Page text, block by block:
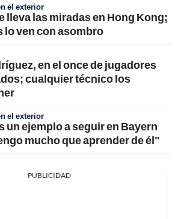
el exterior
lleva las miradas en Hong Kong;
lo ven con asombro
en el once de jugadores
cualquier técnico los
el exterior
un ejemplo a seguir en Bayern
mucho que aprender de él"
PUBLICIDAD